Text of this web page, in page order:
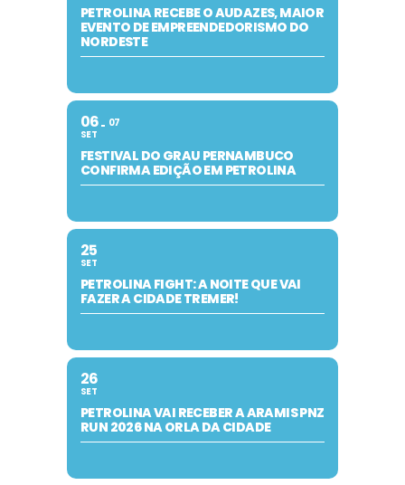
PETROLINA RECEBE O AUDAZES, MAIOR
EVENTO DE EMPREENDEDORISMO DO
NORDESTE
06
SET
07
FESTIVAL DO GRAU PERNAMBUCO
CONFIRMA EDIÇÃO EM PETROLINA
25
SET
PETROLINA FIGHT: A NOITE QUE VAI
FAZER A CIDADE TREMER!
26
SET
PETROLINA VAI RECEBER A ARAMIS PNZ
RUN 2026 NA ORLA DA CIDADE